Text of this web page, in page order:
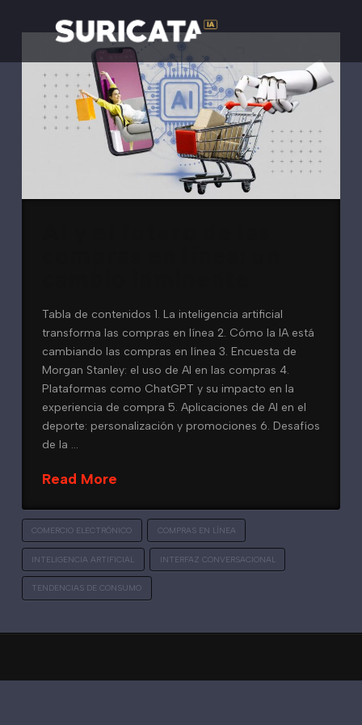
Tabla de contenidos 1. La inteligencia artificial
transforma las compras en línea 2. Cómo la IA está
cambiando las compras en línea 3. Encuesta de
Morgan Stanley: el uso de AI en las compras 4.
Plataformas como ChatGPT y su impacto en la
experiencia de compra 5. Aplicaciones de AI en el
deporte: personalización y promociones 6. Desafíos
de la …
Read More
COMERCIO ELECTRÓNICO COMPRAS EN LÍNEA
INTELIGENCIA ARTIFICIAL INTERFAZ CONVERSACIONAL
TENDENCIAS DE CONSUMO